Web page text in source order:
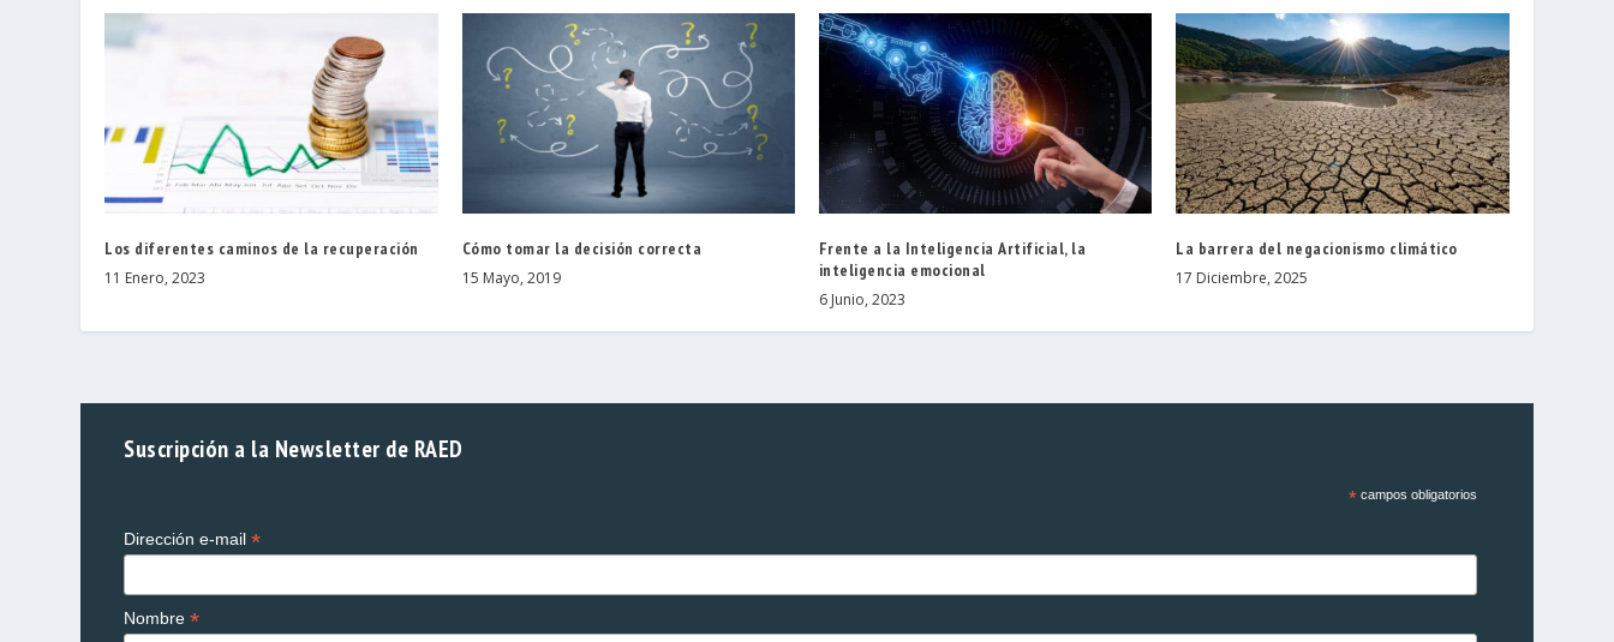
Los diferentes caminos de la recuperación
11 Enero, 2023
Cómo tomar la decisión correcta
15 Mayo, 2019
Frente a la Inteligencia Artificial, la
inteligencia emocional
6 Junio, 2023
La barrera del negacionismo climático
17 Diciembre, 2025
Suscripción a la Newsletter de RAED
*campos obligatorios
Dirección e-mail*
Nombre*